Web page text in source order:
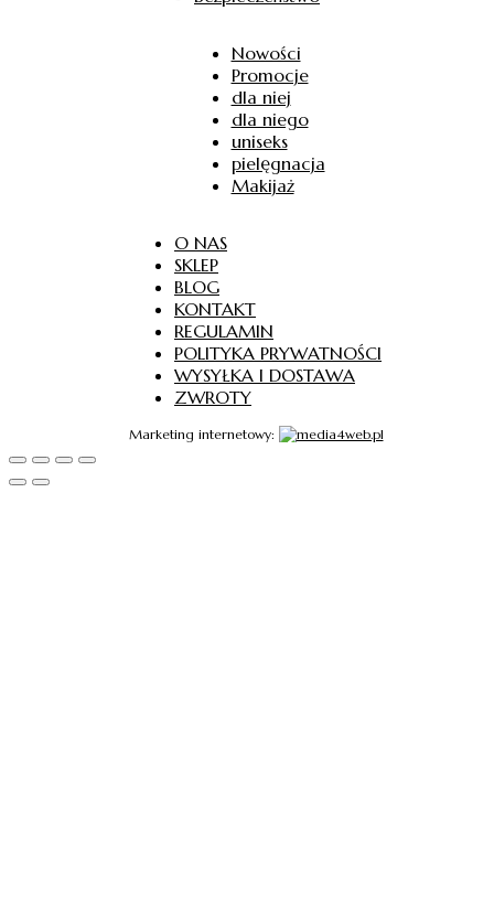
Nowości
Promocje
dla niej
dla niego
uniseks
pielęgnacja
Makijaż
O NAS
SKLEP
BLOG
KONTAKT
REGULAMIN
POLITYKA PRYWATNOŚCI
WYSYŁKA I DOSTAWA
ZWROTY
Marketing internetowy: